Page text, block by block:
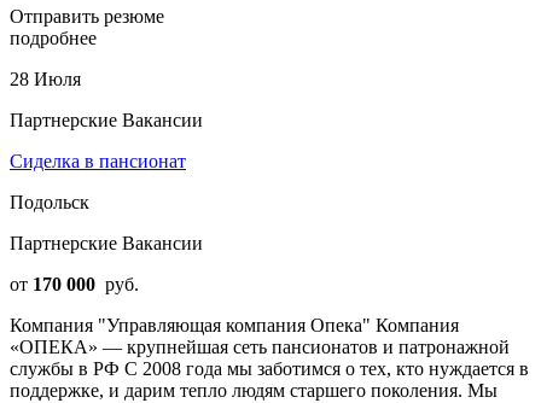
Отправить резюме
подробнее
28 Июля
Партнерские Вакансии
Сиделка в пансионат
Подольск
Партнерские Вакансии
от 170 000 руб.
Компания "Управляющая компания Опека" Компания
«ОПЕКА» — крупнейшая сеть пансионатов и патронажной
службы в РФ С 2008 года мы заботимся о тех, кто нуждается в
поддержке, и дарим тепло людям старшего поколения. Мы